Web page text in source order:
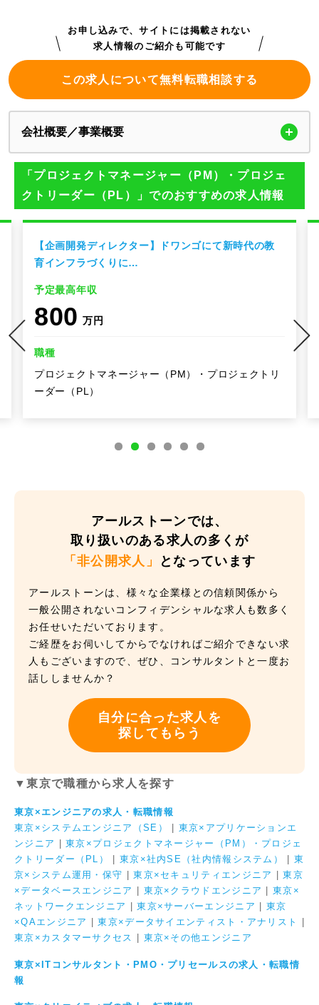
お申し込みで、サイトには掲載されない
求人情報のご紹介も可能です
この求人について無料転職相談する
会社概要／事業概要
「プロジェクトマネージャー（PM）・プロジェ
クトリーダー（PL）」でのおすすめの求人情報
【企画開発ディレクター】ドワンゴにて新時代の教
育インフラづくりに…
予定最高年収
800 万円
職種
プロジェクトマネージャー（PM）・プロジェクトリ
ーダー（PL）
アールストーンでは、
取り扱いのある求人の多くが
「非公開求人」
となっています
アールストーンは、様々な企業様との信頼関係から
一般公開されないコンフィデンシャルな求人も数多く
お任せいただいております。
ご経歴をお伺いしてからでなければご紹介できない求
人もございますので、ぜひ、コンサルタントと一度お
話ししませんか？
自分に合った求人を
探してもらう
▼東京で職種から求人を探す
東京×エンジニアの求人・転職情報
東京×システムエンジニア（SE）
東京×アプリケーションエ
ンジニア
|東京×プロジェクトマネージャー（PM）・プロジェ
クトリーダー（PL）
東京×社内SE（社内情報システム）
東
京×システム運用・保守 |東京×セキュリティエンジニア |東京
×データベースエンジニア
東京×クラウドエンジニア |東京×
ネットワークエンジニア
|東京×サーバーエンジニア
東京
×QAエンジニア
|東京×データサイエンティスト・アナリスト
東京×カスタマーサクセス
東京×その他エンジニア
東京×ITコンサルタント・PMO・プリセールスの求人・転職情
報